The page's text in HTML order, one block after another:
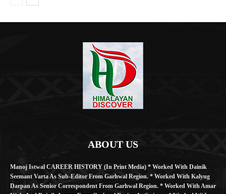
ABOUT US
Manoj Istwal CAREER HISTORY (in Print Media) * Worked With Dainik
Seemant Varta As Sub-Editor From Garhwal Region. * Worked With Kalyug
Darpan As Senior Correspondent From Garhwal Region. * Worked With Amar